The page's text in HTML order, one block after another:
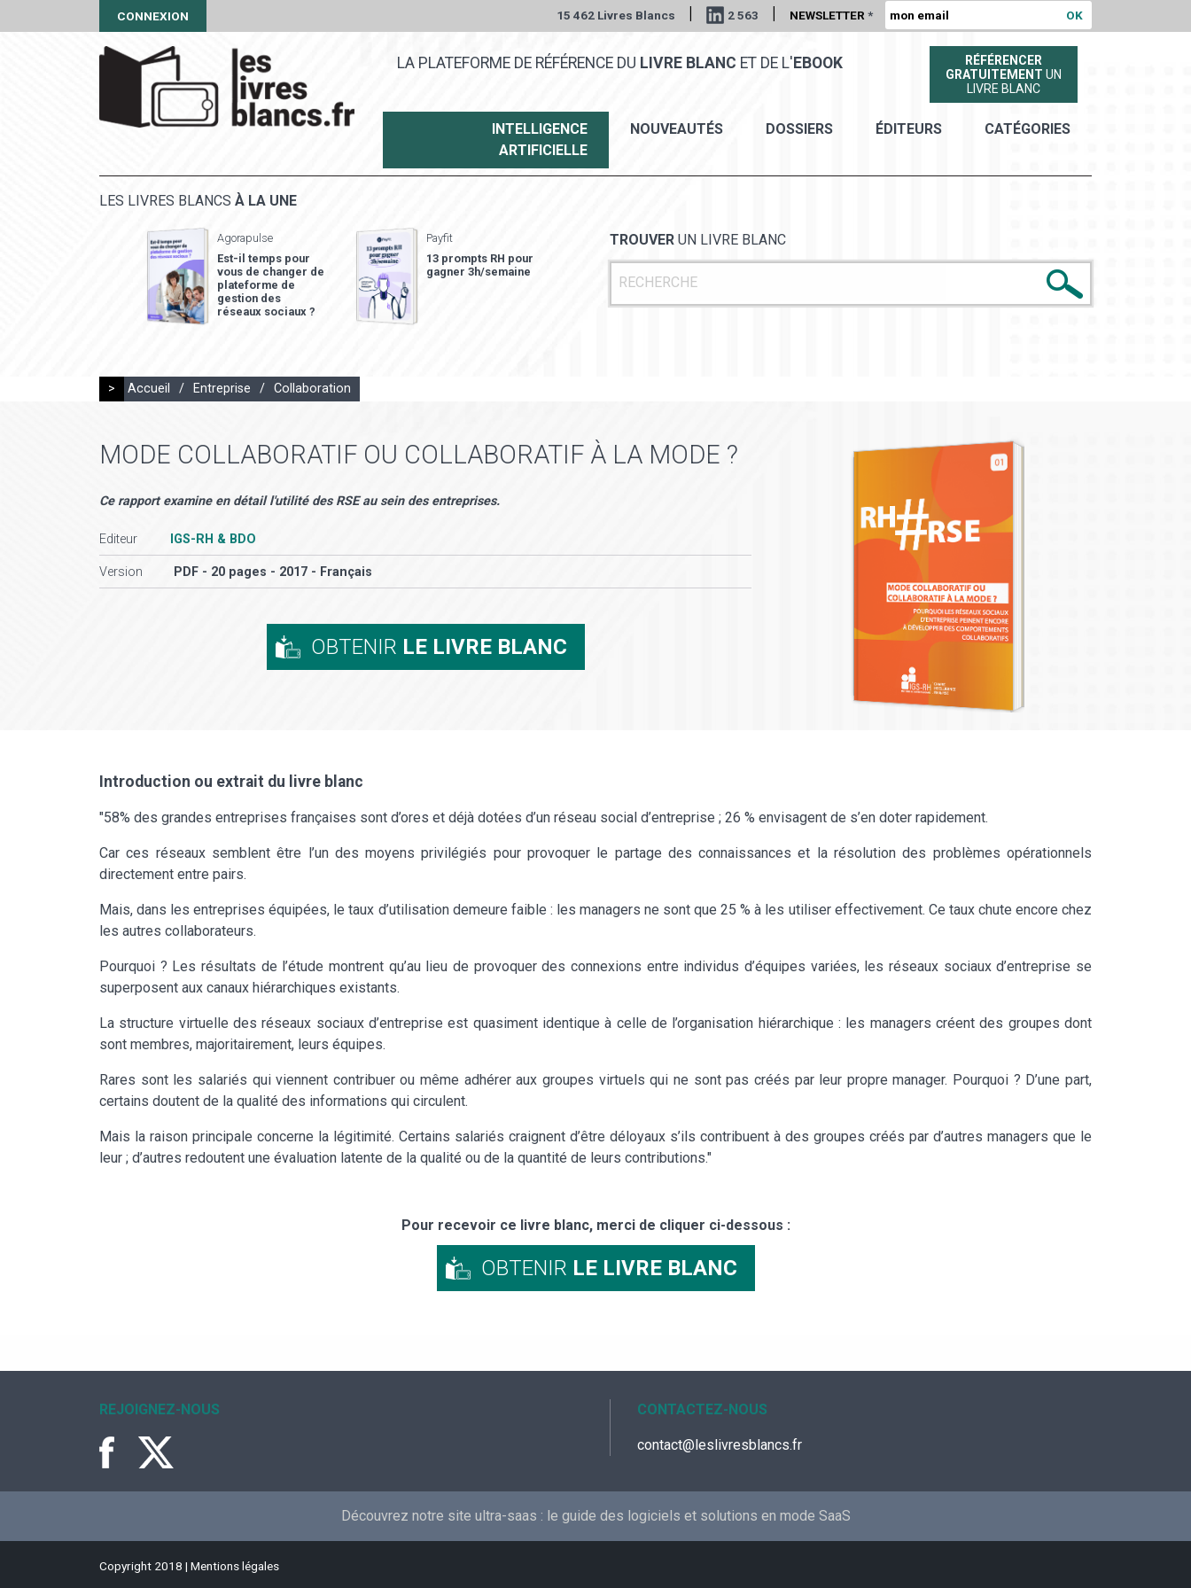
CONNEXION 15 462 Livres Blancs | 2 563 | NEWSLETTER *
LA PLATEFORME DE RÉFÉRENCE DU LIVRE BLANC ET DE L' EBOOK
RÉFÉRENCER
GRATUITEMENT UN
LIVRE BLANC
INTELLIGENCE
ARTIFICIELLE
NOUVEAUTÉS DOSSIERS ÉDITEURS CATÉGORIES
LES LIVRES BLANCS À LA UNE
Agorapulse
Est-il temps pour
vous de changer de
plateforme de
gestion des
réseaux sociaux ?
Payfit
13 prompts RH pour
gagner 3h/semaine
TROUVER UN LIVRE BLANC
> Accueil / Entreprise / Collaboration
MODE COLLABORATIF OU COLLABORATIF À LA MODE ?
Ce rapport examine en détail l'utilité des RSE au sein des entreprises.
Editeur IGS-RH & BDO
Version PDF - 20 pages - 2017 - Français
OBTENIR LE LIVRE BLANC
Introduction ou extrait du livre blanc
"58% des grandes entreprises françaises sont d’ores et déjà dotées d’un réseau social d’entreprise ; 26 % envisagent de s’en doter rapidement.
Car ces réseaux semblent être l’un des moyens privilégiés pour provoquer le partage des connaissances et la résolution des problèmes opérationnels
directement entre pairs.
Mais, dans les entreprises équipées, le taux d’utilisation demeure faible : les managers ne sont que 25 % à les utiliser effectivement. Ce taux chute encore chez
les autres collaborateurs.
Pourquoi ? Les résultats de l’étude montrent qu’au lieu de provoquer des connexions entre individus d’équipes variées, les réseaux sociaux d’entreprise se
superposent aux canaux hiérarchiques existants.
La structure virtuelle des réseaux sociaux d’entreprise est quasiment identique à celle de l’organisation hiérarchique : les managers créent des groupes dont
sont membres, majoritairement, leurs équipes.
Rares sont les salariés qui viennent contribuer ou même adhérer aux groupes virtuels qui ne sont pas créés par leur propre manager. Pourquoi ? D’une part,
certains doutent de la qualité des informations qui circulent.
Mais la raison principale concerne la légitimité. Certains salariés craignent d’être déloyaux s’ils contribuent à des groupes créés par d’autres managers que le
leur ; d’autres redoutent une évaluation latente de la qualité ou de la quantité de leurs contributions."
Pour recevoir ce livre blanc, merci de cliquer ci-dessous :
OBTENIR LE LIVRE BLANC
REJOIGNEZ-NOUS CONTACTEZ-NOUS
contact@leslivresblancs.fr
Découvrez notre site ultra-saas : le guide des logiciels et solutions en mode SaaS
Copyright 2018 | Mentions légales